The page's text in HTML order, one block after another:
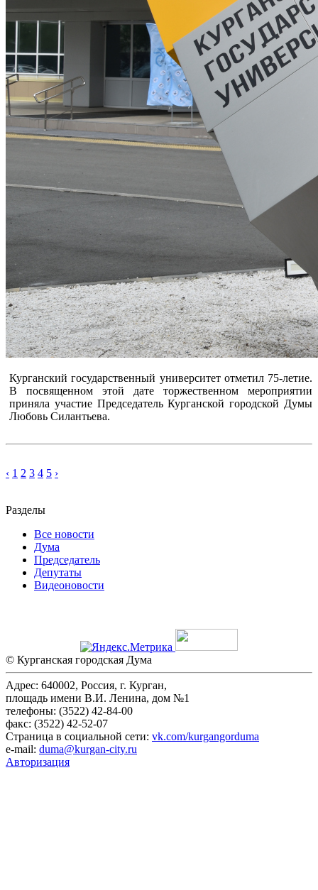
Курганский государственный университет отметил 75-летие.
В посвященном этой дате торжественном мероприятии
приняла участие Председатель Курганской городской Думы
Любовь Силантьева.
‹ 1 2 3 4 5 ›
Разделы
Все новости
Дума
Председатель
Депутаты
Видеоновости
© Курганская городская Дума
Адрес: 640002, Россия, г. Курган,
площадь имени В.И. Ленина, дом №1
телефоны: (3522) 42-84-00
факс: (3522) 42-52-07
Страница в социальной сети: vk.com/kurgangorduma
e-mail: duma@kurgan-city.ru
Авторизация